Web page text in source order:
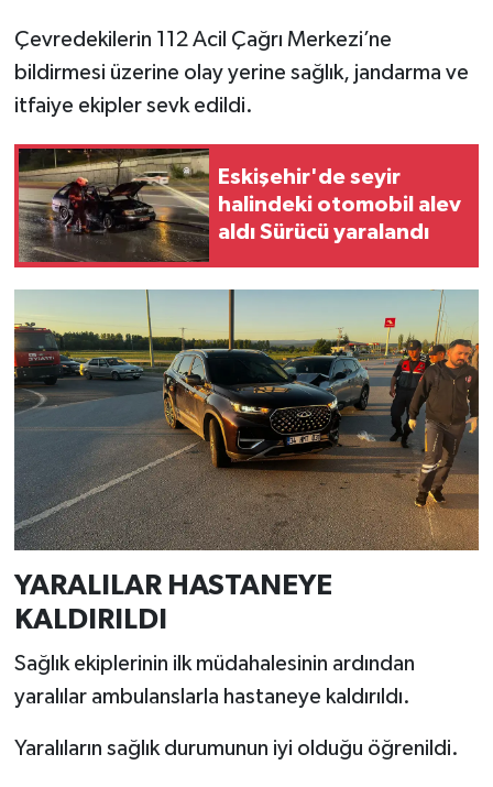
Çevredekilerin 112 Acil Çağrı Merkezi’ne
bildirmesi üzerine olay yerine sağlık, jandarma ve
itfaiye ekipler sevk edildi.
Eskişehir'de seyir
halindeki otomobil alev
aldı Sürücü yaralandı
YARALILAR HASTANEYE
KALDIRILDI
Sağlık ekiplerinin ilk müdahalesinin ardından
yaralılar ambulanslarla hastaneye kaldırıldı.
Yaralıların sağlık durumunun iyi olduğu öğrenildi.
Magazin
Pazarlar
Politika
Resmi İlan
Rüya Tabirleri
Sağlık
Şaphane
Simav
Siyaset
Spor
Tavşanlı
Teknoloji